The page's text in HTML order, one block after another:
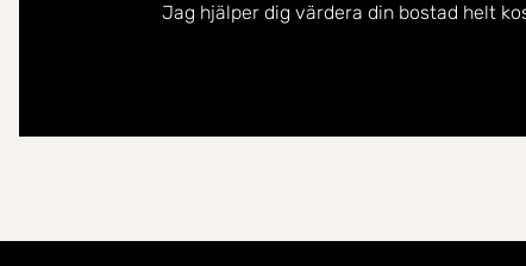
Jag hjälper dig värdera din bostad helt